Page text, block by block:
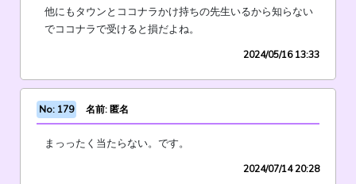
他にもタウンとココナラかけ持ちの先生いるから知らない
でココナラで受けると損だよね。
2024/05/16 13:33
No: 179 名前: 匿名
まっったく当たらない。です。
2024/07/14 20:28